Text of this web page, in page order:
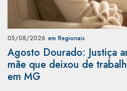
05/08/2026 em Regionais
Agosto Dourado: Justiça
mãe que deixou de
em MG